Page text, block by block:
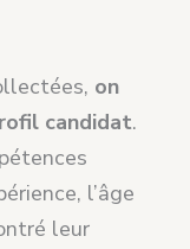
on
candidat.
l’âge
leur